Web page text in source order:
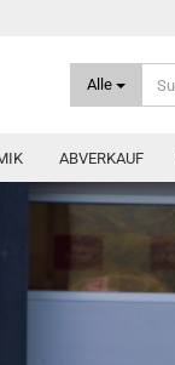
Alle
ABVERKAUF